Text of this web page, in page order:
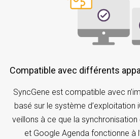
Compatible avec différents
SyncGene est compatible avec
basé sur le système d’exploitation
veillons à ce que la
et Google Agenda fonctionne à